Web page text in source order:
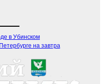
в Убинском
на завтра